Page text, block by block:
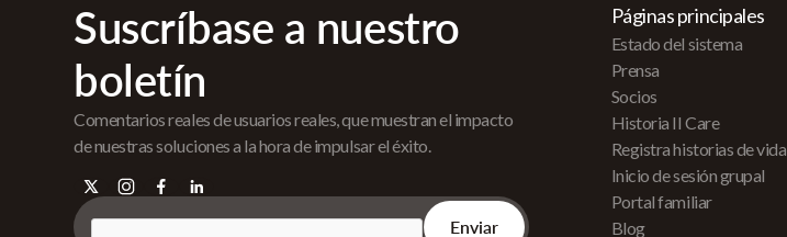
Suscríbase a nuestro
boletín
Comentarios reales de usuarios reales, que muestran el impacto
de nuestras soluciones a la hora de impulsar el éxito.
Páginas principales
Estado del sistema
Prensa
Socios
Historia II Care
Registra historias de vida
Inicio de sesión grupal
Portal familiar
Blog